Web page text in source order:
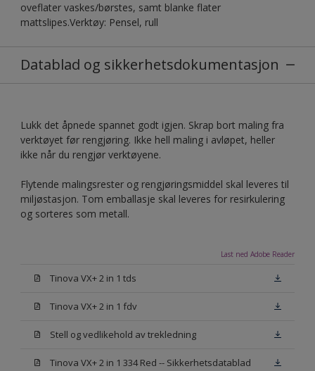
oveflater vaskes/børstes, samt blanke flater
mattslipes.Verktøy: Pensel, rull
Datablad og sikkerhetsdokumentasjon
Lukk det åpnede spannet godt igjen. Skrap bort maling fra
verktøyet før rengjøring. Ikke hell maling i avløpet, heller
ikke når du rengjør verktøyene.
Flytende malingsrester og rengjøringsmiddel skal leveres til
miljøstasjon. Tom emballasje skal leveres for resirkulering
og sorteres som metall.
Last ned Adobe Reader
Tinova VX+ 2 in 1 tds
Tinova VX+ 2 in 1 fdv
Stell og vedlikehold av trekledning
Tinova VX+ 2 in 1 334 Red -- Sikkerhetsdatablad